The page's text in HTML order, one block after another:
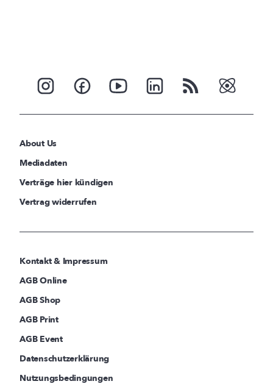
About Us
Mediadaten
Verträge hier kündigen
Vertrag widerrufen
Kontakt & Impressum
AGB Online
AGB Shop
AGB Print
AGB Event
Datenschutzerklärung
Nutzungsbedingungen